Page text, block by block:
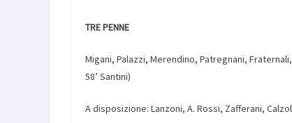
TRE PENNE
Migani, Palazzi, Merendino, Patregnani,
58’ Santini)
A disposizione: Lanzoni, A. Rossi, Zafferani,